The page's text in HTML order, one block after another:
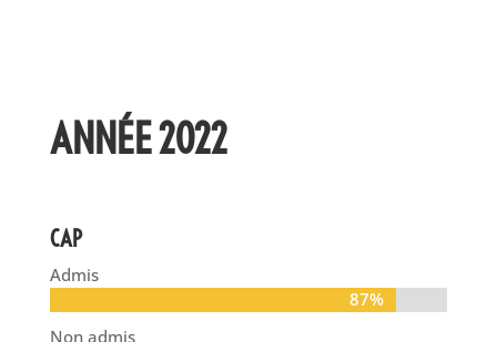
ANNÉE 2022
CAP
Admis
87%
87%
Non admis